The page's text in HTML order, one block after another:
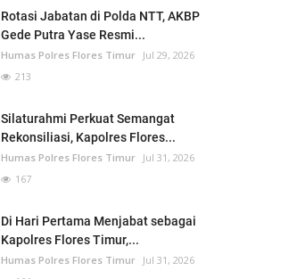
Rotasi Jabatan di Polda NTT, AKBP
Gede Putra Yase Resmi...
Humas Polres Flores Timur Jul 29, 2026
213
Silaturahmi Perkuat Semangat
Rekonsiliasi, Kapolres Flores...
Humas Polres Flores Timur Jul 31, 2026
167
Di Hari Pertama Menjabat sebagai
Kapolres Flores Timur,...
Humas Polres Flores Timur Jul 31, 2026